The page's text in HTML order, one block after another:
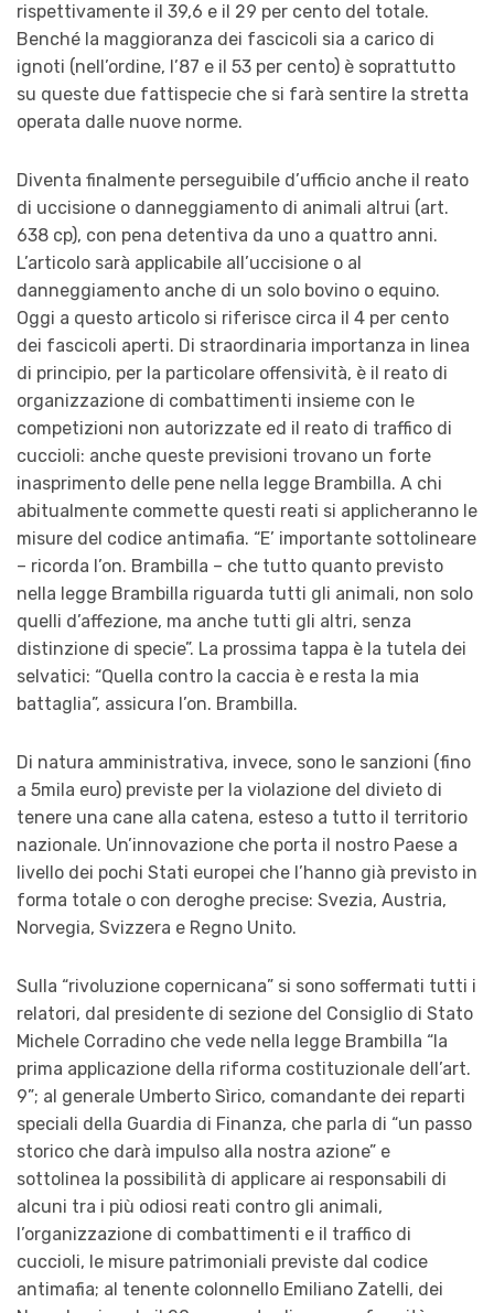
rispettivamente il 39,6 e il 29 per cento del totale.
Benché la maggioranza dei fascicoli sia a carico di
ignoti (nell’ordine, l’87 e il 53 per cento) è soprattutto
su queste due fattispecie che si farà sentire la stretta
operata dalle nuove norme.
Diventa finalmente perseguibile d’ufficio anche il reato
di uccisione o danneggiamento di animali altrui (art.
638 cp), con pena detentiva da uno a quattro anni.
L’articolo sarà applicabile all’uccisione o al
danneggiamento anche di un solo bovino o equino.
Oggi a questo articolo si riferisce circa il 4 per cento
dei fascicoli aperti. Di straordinaria importanza in linea
di principio, per la particolare offensività, è il reato di
organizzazione di combattimenti insieme con le
competizioni non autorizzate ed il reato di traffico di
cuccioli: anche queste previsioni trovano un forte
inasprimento delle pene nella legge Brambilla. A chi
abitualmente commette questi reati si applicheranno le
misure del codice antimafia. “E’ importante sottolineare
– ricorda l’on. Brambilla – che tutto quanto previsto
nella legge Brambilla riguarda tutti gli animali, non solo
quelli d’affezione, ma anche tutti gli altri, senza
distinzione di specie”. La prossima tappa è la tutela dei
selvatici: “Quella contro la caccia è e resta la mia
battaglia”, assicura l’on. Brambilla.
Di natura amministrativa, invece, sono le sanzioni (fino
a 5mila euro) previste per la violazione del divieto di
tenere una cane alla catena, esteso a tutto il territorio
nazionale. Un’innovazione che porta il nostro Paese a
livello dei pochi Stati europei che l’hanno già previsto in
forma totale o con deroghe precise: Svezia, Austria,
Norvegia, Svizzera e Regno Unito.
Sulla “rivoluzione copernicana” si sono soffermati tutti i
relatori, dal presidente di sezione del Consiglio di Stato
Michele Corradino che vede nella legge Brambilla “la
prima applicazione della riforma costituzionale dell’art.
9”; al generale Umberto Sìrico, comandante dei reparti
speciali della Guardia di Finanza, che parla di “un passo
storico che darà impulso alla nostra azione” e
sottolinea la possibilità di applicare ai responsabili di
alcuni tra i più odiosi reati contro gli animali,
l’organizzazione di combattimenti e il traffico di
cuccioli, le misure patrimoniali previste dal codice
antimafia; al tenente colonnello Emiliano Zatelli, dei